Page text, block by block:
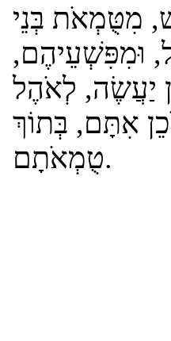
מִטֻּמְאֹת בְּנֵי
וּמִפִּשְׁעֵיהֶם,
יַעֲשֶׂה, לְאֹהֶל
אִתָּם, בְּתוֹךְ
טֻמְאֹתָם.